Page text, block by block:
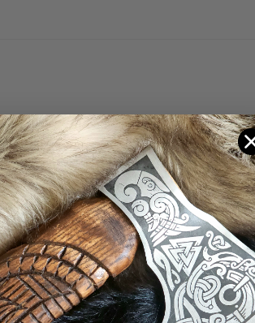
sich in unserer Auswahl an
von Yggdrasil, dem
Aspekt der Wikinger-Mythologie
als auch als Mittel zur
ästhetische Schönheit als auch tiefe
in den Armreif eingraviert.